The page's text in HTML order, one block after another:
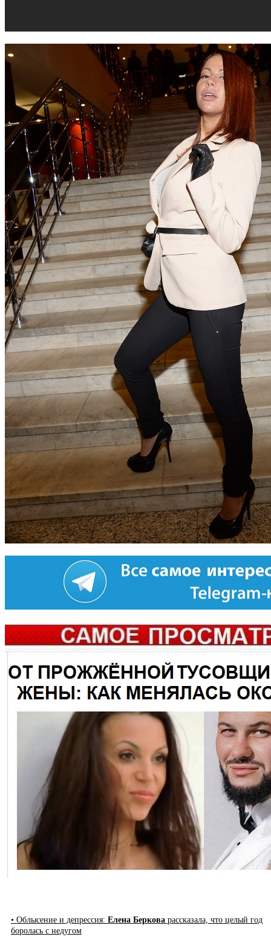
• Облысение и депрессия: Елена Беркова рассказала, что целый год
боролась с недугом